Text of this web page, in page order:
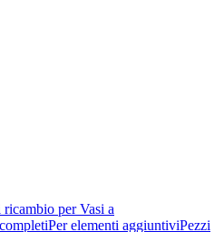
ricambio per Vasi a
Per elementi aggiuntiviPezzi